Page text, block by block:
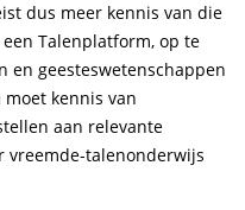
dus meer kennis van die
Talenplatform, op te
geesteswetenschappen
kennis van
aan relevante
vreemde-talenonderwijs